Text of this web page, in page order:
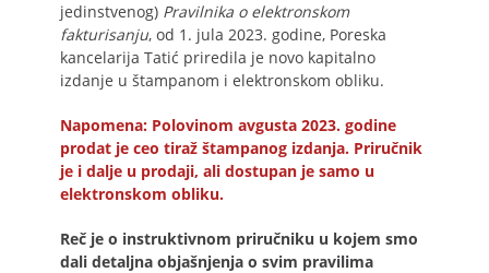
jedinstvenog) Pravilnika o elektronskom
fakturisanju, od 1. jula 2023. godine, Poreska
kancelarija Tatić priredila je novo kapitalno
izdanje u štampanom i elektronskom obliku.
Napomena: Polovinom avgusta 2023. godine
prodat je ceo tiraž štampanog izdanja. Priručnik
je i dalje u prodaji, ali dostupan je samo u
elektronskom obliku.
Reč je o instruktivnom priručniku u kojem smo
dali detaljna objašnjenja o svim pravilima